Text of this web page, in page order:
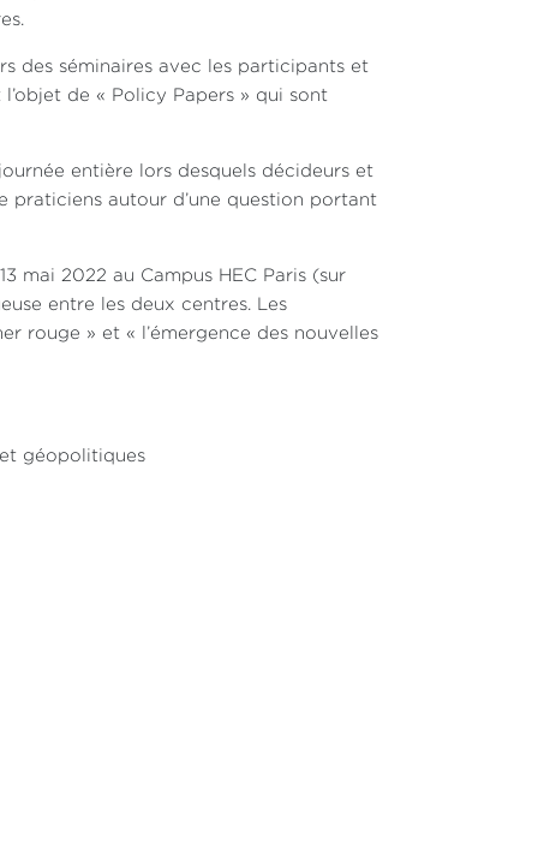
des séminaires avec les participants et
de « Policy Papers » qui sont
entière lors desquels décideurs et
praticiens autour d’une question portant
mai 2022 au Campus HEC Paris (sur
entre les deux centres. Les
rouge » et « l’émergence des nouvelles
géopolitiques